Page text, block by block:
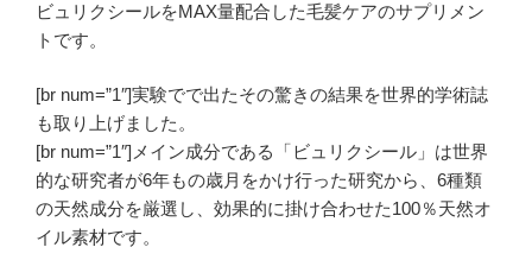
ビュリクシールをMAX量配合した毛髪ケアのサプリメン
トです。
[br num=”1″]実験でで出たその驚きの結果を世界的学術誌
も取り上げました。
[br num=”1″] メイン成分である「ビュリクシール」は世界
的な研究者が6年もの歳月をかけ行った研究から、6種類
の天然成分を厳選し、効果的に掛け合わせた100％天然オ
イル素材です。